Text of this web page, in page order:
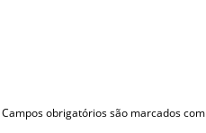
Campos obrigatórios são marcados com